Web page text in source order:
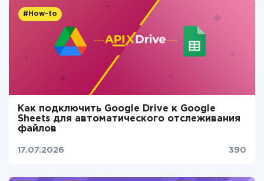
#How-to
Как подключить Google Drive к Google
Sheets для автоматического отслеживания
файлов
17.07.2026 390